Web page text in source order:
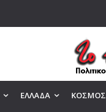
ΕΛΛΑΔΑ ΚΟΣΜΟΣ